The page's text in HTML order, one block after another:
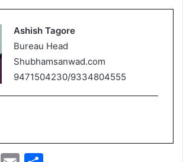
Ashish Tagore
Bureau Head
Shubhamsanwad.com
9471504230/9334804555